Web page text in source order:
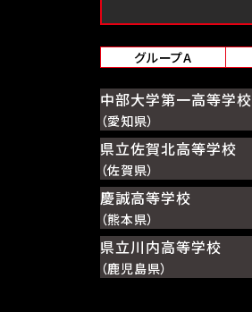
グループA
中部大学第一高等学校
（愛知県）
県立佐賀北高等学校
（佐賀県）
慶誠高等学校
（熊本県）
県立川内高等学校
（鹿児島県）